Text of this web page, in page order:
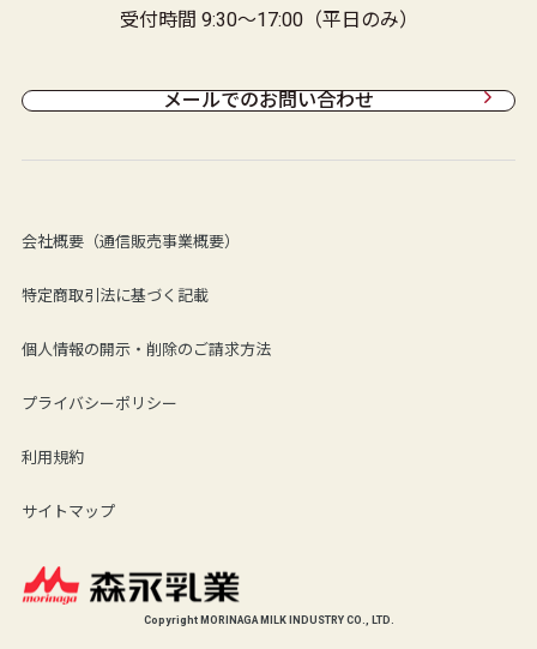
受付時間 9:30～17:00（平日のみ）
メールでのお問い合わせ
会社概要（通信販売事業概要）
特定商取引法に基づく記載
個人情報の開示・削除のご請求方法
プライバシーポリシー
利用規約
サイトマップ
Copyright MORINAGA MILK INDUSTRY CO., LTD.